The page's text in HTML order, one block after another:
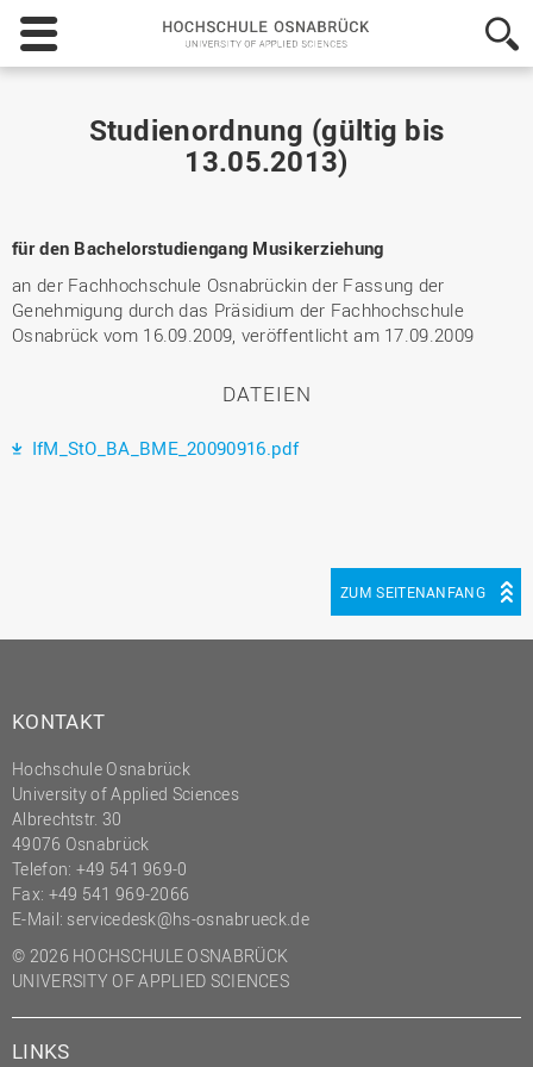
Hochschule
Osnabrück
-
of
Applied
Studienordnung (gültig bis
13.05.2013)
für den Bachelorstudiengang Musikerziehung
an der Fachhochschule Osnabrückin der Fassung der
Genehmigung durch das Präsidium der Fachhochschule
Osnabrück vom 16.09.2009, veröffentlicht am 17.09.2009
DATEIEN
IfM_StO_BA_BME_20090916.pdf
ZUM SEITENANFANG
KONTAKT
Hochschule Osnabrück
University of Applied Sciences
Albrechtstr. 30
49076 Osnabrück
Telefon: +49 541 969-0
Fax: +49 541 969-2066
E-Mail: servicedesk@hs-osnabrueck.de
© 2026 HOCHSCHULE OSNABRÜCK
UNIVERSITY OF APPLIED SCIENCES
LINKS